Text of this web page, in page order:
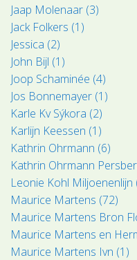
Jaap Molenaar (3)
Jack Folkers (1)
Jessica (2)
John Bijl (1)
Joop Schaminée (4)
Jos Bonnemayer (1)
Karle Kv Sýkora (2)
Karlijn Keessen (1)
Kathrin Ohrmann (6)
Kathrin Ohrmann
Leonie Kohl Miljoenenlijn
Maurice Martens (72)
Maurice Martens Bron
Maurice Martens en
Maurice Martens Ivn (1)